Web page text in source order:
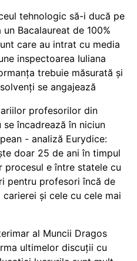
tehnologic să-i ducă pe
Bacalaureat de 100%
care au intrat cu media
inspectoarea Iuliana
trebuie măsurată și
se angajează
profesorilor din
se încadrează în niciun
- analiză Eurydice:
doar 25 de ani în timpul
procesul e între statele cu
pentru profesori încă de
carierei și cele cu cele mai
al Muncii Dragos
ultimelor discuții cu